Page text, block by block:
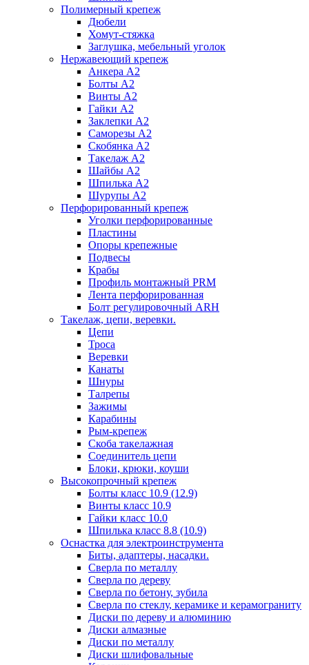
Полимерный крепеж
Дюбели
Хомут-стяжка
Заглушка, мебельный уголок
Нержавеющий крепеж
Анкера А2
Болты А2
Винты А2
Гайки А2
Заклепки А2
Саморезы А2
Скобянка А2
Такелаж А2
Шайбы А2
Шпилька А2
Шурупы А2
Перфорированный крепеж
Уголки перфорированные
Пластины
Опоры крепежные
Подвесы
Крабы
Профиль монтажный PRM
Лента перфорированная
Болт регулировочный ARH
Такелаж, цепи, веревки.
Цепи
Троса
Веревки
Канаты
Шнуры
Талрепы
Зажимы
Карабины
Рым-крепеж
Скоба такелажная
Соединитель цепи
Блоки, крюки, коуши
Высокопрочный крепеж
Болты класс 10.9 (12.9)
Винты класс 10.9
Гайки класс 10.0
Шпилька класс 8.8 (10.9)
Оснастка для электроинструмента
Биты, адаптеры, насадки.
Сверла по металлу
Сверла по дереву
Сверла по бетону, зубила
Сверла по стеклу, керамике и керамограниту
Диски по дереву и алюминию
Диски алмазные
Диски по металлу
Диски шлифовальные